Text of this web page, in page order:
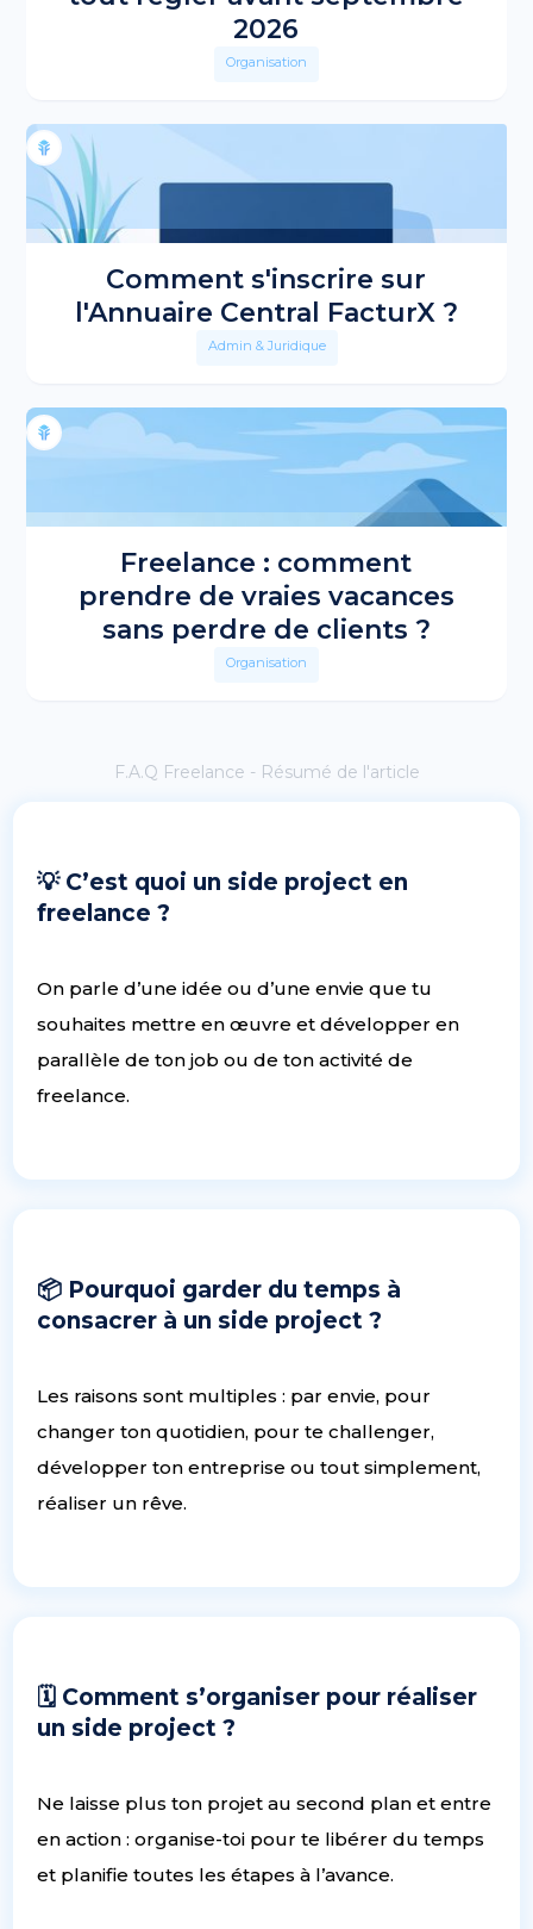
2026
Organisation
Comment s'inscrire sur
l'Annuaire Central FacturX ?
Admin & Juridique
Freelance : comment
prendre de vraies vacances
sans perdre de clients ?
Organisation
F.A.Q Freelance - Résumé de l'article
💡 C’est quoi un side project en
freelance ?
On parle d’une idée ou d’une envie que tu
souhaites mettre en œuvre et développer en
parallèle de ton job ou de ton activité de
freelance.
📦 Pourquoi garder du temps à
consacrer à un side project ?
Les raisons sont multiples : par envie, pour
changer ton quotidien, pour te challenger,
développer ton entreprise ou tout simplement,
réaliser un rêve.
🗓 Comment s’organiser pour réaliser
un side project ?
Ne laisse plus ton projet au second plan et entre
en action : organise-toi pour te libérer du temps
et planifie toutes les étapes à l’avance.